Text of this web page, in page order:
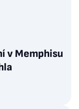
v Memphisu